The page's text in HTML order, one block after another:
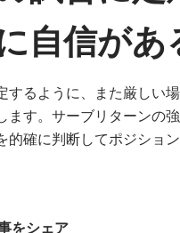
自信があ
るように、また厳しい
す。サーブリターンの強
確に判断してポジショ
をシェア